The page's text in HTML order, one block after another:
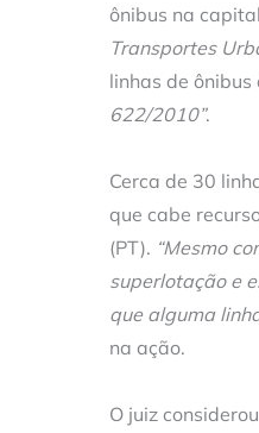
ônibus na
Transportes
linhas de
622/2010”.
Cerca de 30
que cabe
(PT). “Mesmo
superlotação e
que alguma
na ação.
O juiz